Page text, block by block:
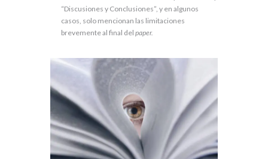
“Discusiones y Conclusiones”, y en algunos
casos, solo mencionan las limitaciones
brevemente al final del paper.